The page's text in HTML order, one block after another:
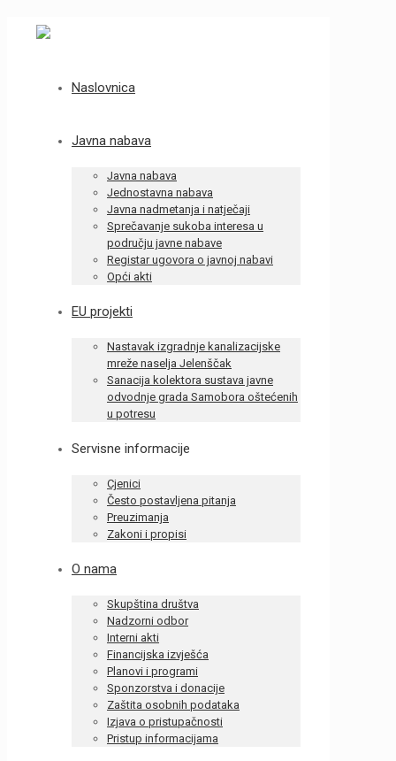
Naslovnica
Javna nabava
Javna nabava
Jednostavna nabava
Javna nadmetanja i natječaji
Sprečavanje sukoba interesa u
području javne nabave
Registar ugovora o javnoj nabavi
Opći akti
EU projekti
Nastavak izgradnje kanalizacijske
mreže naselja Jelenščak
Sanacija kolektora sustava javne
odvodnje grada Samobora oštećenih
u potresu
Servisne informacije
Cjenici
Često postavljena pitanja
Preuzimanja
Zakoni i propisi
O nama
Skupština društva
Nadzorni odbor
Interni akti
Financijska izvješća
Planovi i programi
Sponzorstva i donacije
Zaštita osobnih podataka
Izjava o pristupačnosti
Pristup informacijama